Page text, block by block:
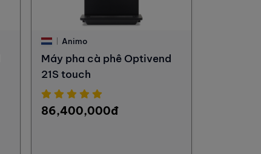
Animo
Máy pha cà phê Optivend
21S touch
86,400,000đ